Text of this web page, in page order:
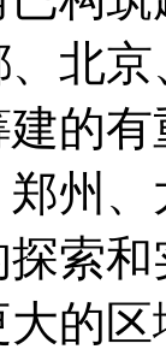
北
的
州
索
的